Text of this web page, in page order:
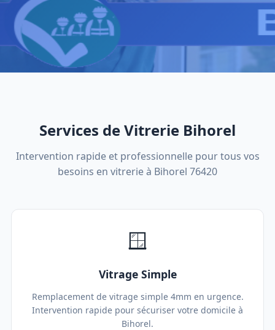
Services de Vitrerie Bihorel
Intervention rapide et professionnelle pour tous vos
besoins en vitrerie à Bihorel 76420
🪟
Vitrage Simple
Remplacement de vitrage simple 4mm en urgence.
Intervention rapide pour sécuriser votre domicile à
Bihorel.